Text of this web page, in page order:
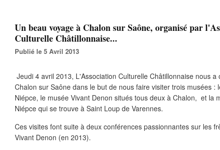
Un beau voyage à Chalon sur Saône, organisé par
Culturelle Châtillonnaise...
Publié le 5 Avril 2013
Jeudi 4 avril 2013, L'Association Culturelle Châtillonnaise nous
Chalon sur Saône dans le but de nous faire visiter trois musées :
Niépce, le musée Vivant Denon situés tous deux à Chalon, et la
Niépce qui se trouve à Saint Loup de Varennes.
Ces visites font suite à deux conférences passionnantes sur les
Vivant Denon (en 2013).